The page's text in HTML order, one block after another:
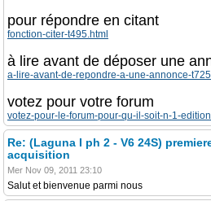
pour répondre en citant
fonction-citer-t495.html
à lire avant de déposer une
a-lire-avant-de-repondre-a-une-annonce-
votez pour votre forum
votez-pour-le-forum-pour-qu-il-soit-n-1-
Re: (Laguna I ph 2 - V6 24S)
acquisition
Mer Nov 09, 2011 23:10
Salut et bienvenue parmi nous